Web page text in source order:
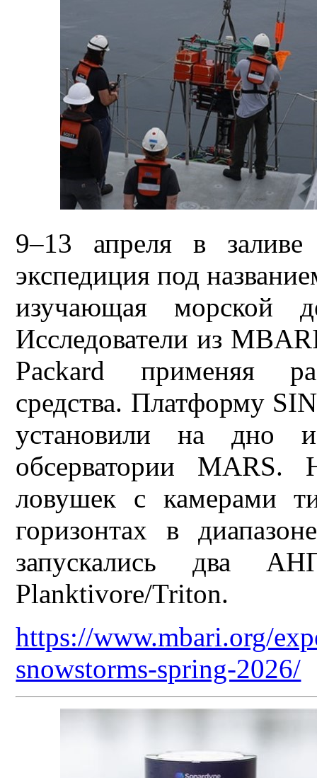
9–13 апреля в
экспедиция под
изучающая морской
Исследователи из
Packard применяя
средства. Платформу
установили на дно
обсерватории MARS.
ловушек с камерами
горизонтах в
запускались два
Planktivore/Triton.
https://www.mbari.org/
snowstorms-spring-2026/